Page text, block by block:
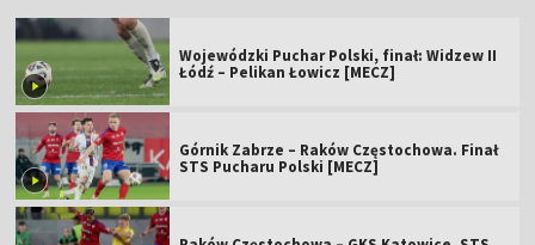
Wojewódzki Puchar Polski, finał: Widzew II
Łódź – Pelikan Łowicz [MECZ]
Górnik Zabrze – Raków Częstochowa. Finał
STS Pucharu Polski [MECZ]